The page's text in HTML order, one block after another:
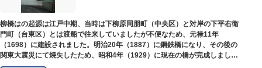
柳橋はの起源は江戸中期、当時は下柳原同朋町（中央区）と対岸の下平右衛
門町（台東区）とは渡船で往来していましたが不便なため、元禄11年
（1698）に建設されました。明治20年（1887）に鋼鉄橋になり、その後の
関東大震災にて焼失したため、昭和4年（1929）に現在の橋が完成しまし
た。